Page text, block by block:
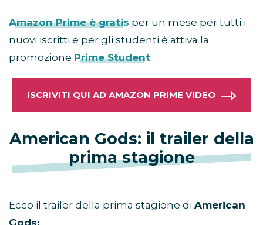
Amazon Prime è gratis per un mese per tutti i
nuovi iscritti e per gli studenti è attiva la
promozione Prime Student.
ISCRIVITI QUI AD AMAZON PRIME VIDEO
American Gods: il trailer della
prima stagione
Ecco il trailer della prima stagione di American